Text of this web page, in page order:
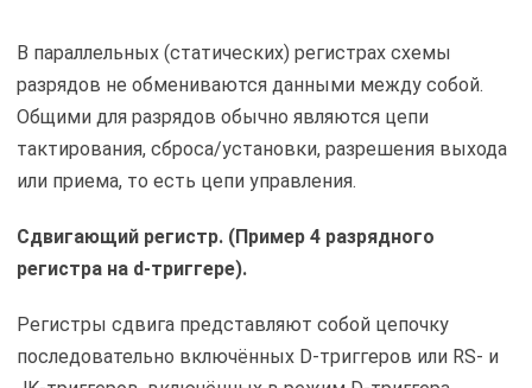
В параллельных (статических) регистрах схемы
разрядов не обмениваются данными между собой.
Общими для разрядов обычно являются цепи
тактирования, сброса/установки, разрешения выхода
или приема, то есть цепи управления.
Сдвигающий регистр. (Пример 4 разрядного
регистра на d-триггере).
Регистры сдвига представляют собой цепочку
последовательно включённых D-триггеров или RS- и